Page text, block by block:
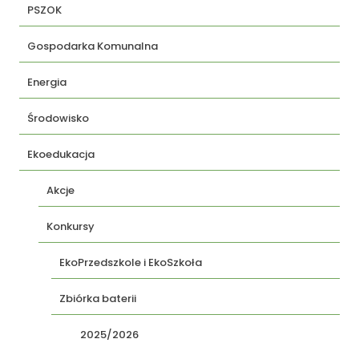
PSZOK
Gospodarka Komunalna
Energia
Środowisko
Ekoedukacja
Akcje
Konkursy
EkoPrzedszkole i EkoSzkoła
Zbiórka baterii
2025/2026